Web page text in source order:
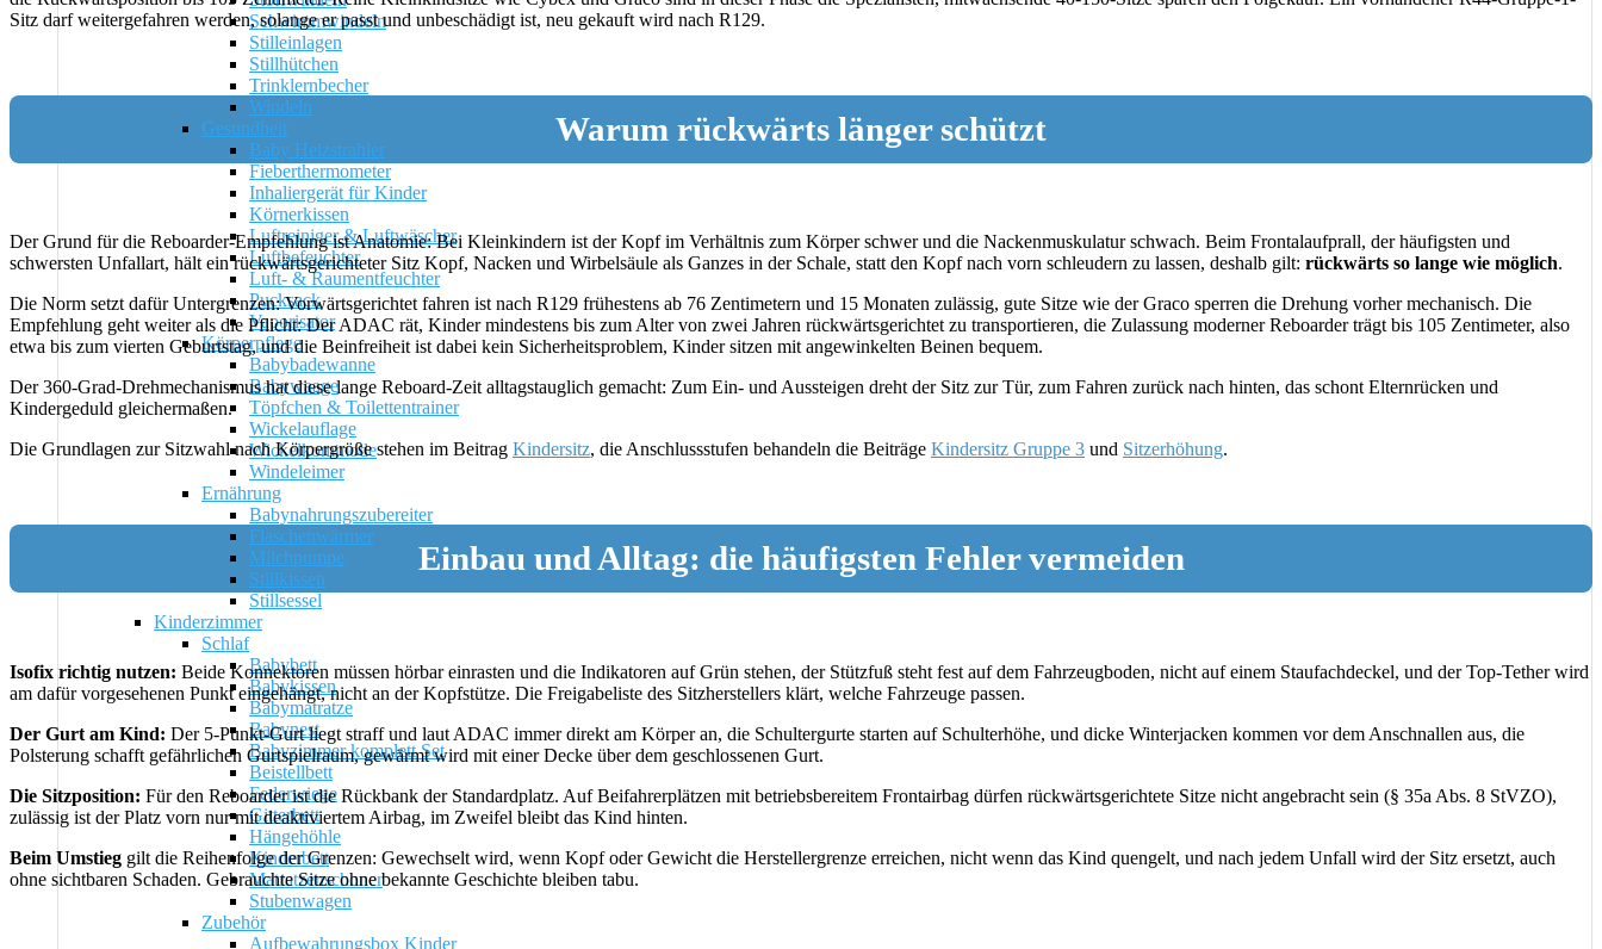
Schwimmwindeln
Stilleinlagen
Stillhütchen
Trinklernbecher
Windeln
Gesundheit
Baby Heizstrahler
Fieberthermometer
Inhaliergerät für Kinder
Körnerkissen
Luftreiniger & Luftwäscher
Luftbefeuchter
Luft- & Raumentfeuchter
Pucksack
Vaporisator
Körperpflege
Babybadewanne
Babywaage
Töpfchen & Toilettentrainer
Wickelauflage
Wickelkommode
Windeleimer
Ernährung
Babynahrungszubereiter
Flaschenwärmer
Milchpumpe
Stillkissen
Stillsessel
Kinderzimmer
Schlaf
Babybett
Babykissen
Babymatratze
Babynest
Babyzimmer komplett Set
Beistellbett
Federwiege
Gitterbett
Hängehöhle
Kinderbett
Matratzenschoner
Stubenwagen
Zubehör
Aufbewahrungsbox Kinder
Sitz darf weitergefahren werden, solange er passt und unbeschädigt ist, neu gekauft wird nach R129.
Warum rückwärts länger schützt
Der Grund für die Reboarder-Empfehlung ist Anatomie: Bei Kleinkindern ist der Kopf im Verhältnis zum Körper schwer und die Nackenmuskulatur schwach. Beim Frontalaufprall, der häufigsten und
schwersten Unfallart, hält ein rückwärtsgerichteter Sitz Kopf, Nacken und Wirbelsäule als Ganzes in der Schale, statt den Kopf nach vorn schleudern zu lassen, deshalb gilt: rückwärts so lange wie möglich.
Die Norm setzt dafür Untergrenzen: Vorwärtsgerichtet fahren ist nach R129 frühestens ab 76 Zentimetern und 15 Monaten zulässig, gute Sitze wie der Graco sperren die Drehung vorher mechanisch. Die
Empfehlung geht weiter als die Pflicht: Der ADAC rät, Kinder mindestens bis zum Alter von zwei Jahren rückwärtsgerichtet zu transportieren, die Zulassung moderner Reboarder trägt bis 105 Zentimeter, also
etwa bis zum vierten Geburtstag, und die Beinfreiheit ist dabei kein Sicherheitsproblem, Kinder sitzen mit angewinkelten Beinen bequem.
Der 360-Grad-Drehmechanismus hat diese lange Reboard-Zeit alltagstauglich gemacht: Zum Ein- und Aussteigen dreht der Sitz zur Tür, zum Fahren zurück nach hinten, das schont Elternrücken und
Kindergeduld gleichermaßen.
Die Grundlagen zur Sitzwahl nach Körpergröße stehen im Beitrag Kindersitz, die Anschlussstufen behandeln die Beiträge Kindersitz Gruppe 3 und Sitzerhöhung.
Einbau und Alltag: die häufigsten Fehler vermeiden
Isofix richtig nutzen: Beide Konnektoren müssen hörbar einrasten und die Indikatoren auf Grün stehen, der Stützfuß steht fest auf dem Fahrzeugboden, nicht auf einem Staufachdeckel, und der Top-Tether wird
am dafür vorgesehenen Punkt eingehängt, nicht an der Kopfstütze. Die Freigabeliste des Sitzherstellers klärt, welche Fahrzeuge passen.
Der Gurt am Kind: Der 5-Punkt-Gurt liegt straff und laut ADAC immer direkt am Körper an, die Schultergurte starten auf Schulterhöhe, und dicke Winterjacken kommen vor dem Anschnallen aus, die
Polsterung schafft gefährlichen Gurtspielraum, gewärmt wird mit einer Decke über dem geschlossenen Gurt.
Die Sitzposition: Für den Reboarder ist die Rückbank der Standardplatz. Auf Beifahrerplätzen mit betriebsbereitem Frontairbag dürfen rückwärtsgerichtete Sitze nicht angebracht sein (§ 35a Abs. 8 StVZO),
zulässig ist der Platz vorn nur mit deaktiviertem Airbag, im Zweifel bleibt das Kind hinten.
Beim Umstieg gilt die Reihenfolge der Grenzen: Gewechselt wird, wenn Kopf oder Gewicht die Herstellergrenze erreichen, nicht wenn das Kind quengelt, und nach jedem Unfall wird der Sitz ersetzt, auch
ohne sichtbaren Schaden. Gebrauchte Sitze ohne bekannte Geschichte bleiben tabu.